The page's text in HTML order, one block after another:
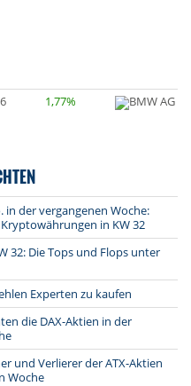
1,77%
in der vergangenen Woche:
in KW 32
32: Die Tops und Flops unter
Experten zu kaufen
die DAX-Aktien in der
und Verlierer der ATX-Aktien
Woche